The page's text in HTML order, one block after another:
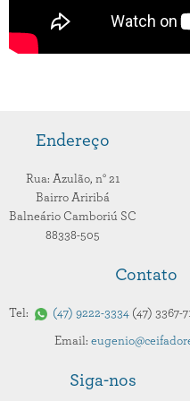
Endereço
Rua: Azulão, n° 21
Bairro Ariribá
Balneário Camboriú SC
88338-505
Contato
Tel: 47 9222-3334 47 3367-
Email:
Siga-nos